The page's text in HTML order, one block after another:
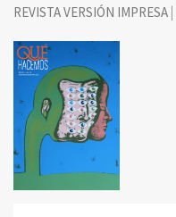
REVISTA VERSIÓN IMPRESA |